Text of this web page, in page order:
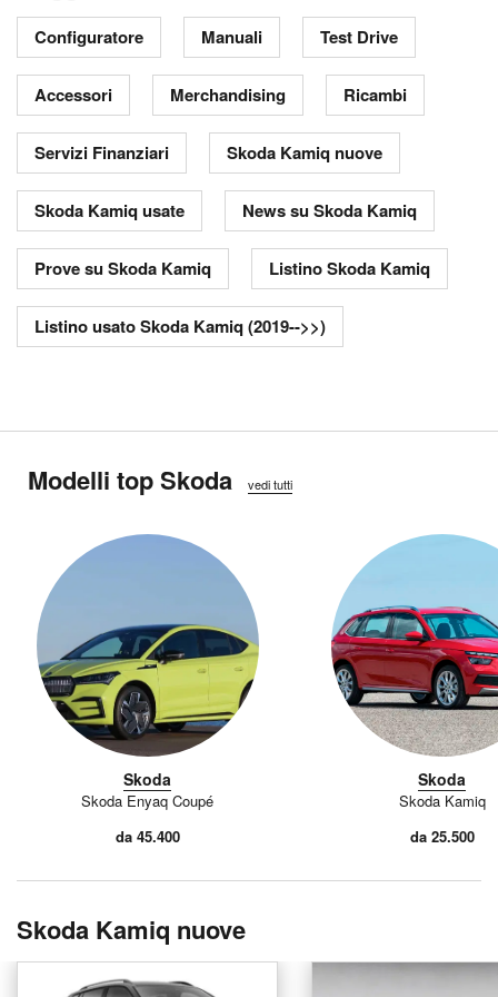
Configuratore Manuali Test Drive
Accessori Merchandising Ricambi
Servizi Finanziari Skoda Kamiq nuove
Skoda Kamiq usate News su Skoda Kamiq
Prove su Skoda Kamiq Listino Skoda Kamiq
Listino usato Skoda Kamiq (2019-->>)
Modelli top Skoda vedi tutti
Skoda
Skoda Enyaq Coupé
da 45.400
Skoda
Skoda Kamiq
da 25.500
Skoda Kamiq nuove